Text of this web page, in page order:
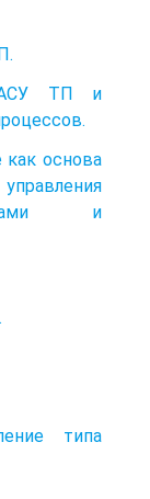
АСУ ТП и
как основа
и
типа